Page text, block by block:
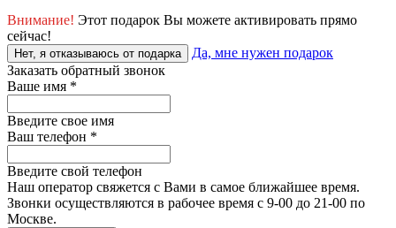
Внимание! Этот подарок Вы можете активировать прямо
сейчас!
Нет, я отказываюсь от подарка
Да, мне нужен подарок
Заказать обратный звонок
Ваше имя *
Введите свое имя
Ваш телефон *
Введите свой телефон
Наш оператор свяжется с Вами в самое ближайшее время.
Звонки осуществляются в рабочее время с 9-00 до 21-00 по
Москве.